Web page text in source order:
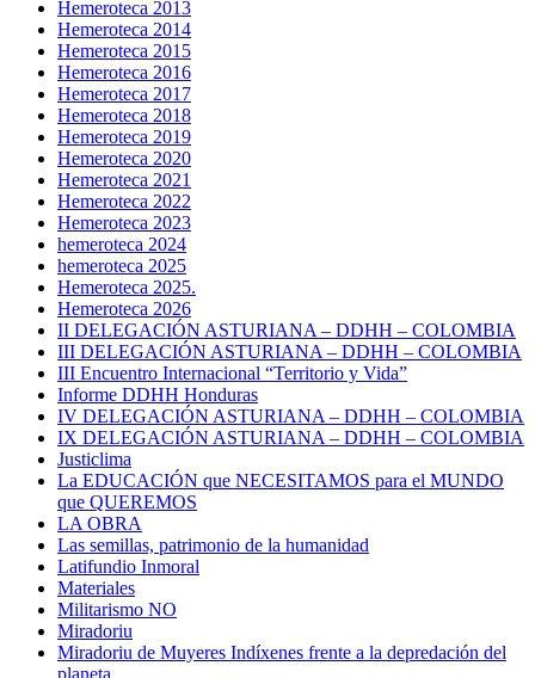
Hemeroteca 2013
Hemeroteca 2014
Hemeroteca 2015
Hemeroteca 2016
Hemeroteca 2017
Hemeroteca 2018
Hemeroteca 2019
Hemeroteca 2020
Hemeroteca 2021
Hemeroteca 2022
Hemeroteca 2023
hemeroteca 2024
hemeroteca 2025
Hemeroteca 2025.
Hemeroteca 2026
II DELEGACIÓN ASTURIANA – DDHH – COLOMBIA
III DELEGACIÓN ASTURIANA – DDHH – COLOMBIA
III Encuentro Internacional “Territorio y Vida”
Informe DDHH Honduras
IV DELEGACIÓN ASTURIANA – DDHH – COLOMBIA
IX DELEGACIÓN ASTURIANA – DDHH – COLOMBIA
Justiclima
La EDUCACIÓN que NECESITAMOS para el MUNDO
que QUEREMOS
LA OBRA
Las semillas, patrimonio de la humanidad
Latifundio Inmoral
Materiales
Militarismo NO
Miradoriu
Miradoriu de Muyeres Indíxenes frente a la depredación del
planeta